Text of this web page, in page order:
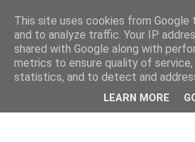
This site uses cookies from
and to analyze traffic. Your IP
shared with Google along with
metrics to ensure quality of service,
statistics, and to detect and
LEARN MORE